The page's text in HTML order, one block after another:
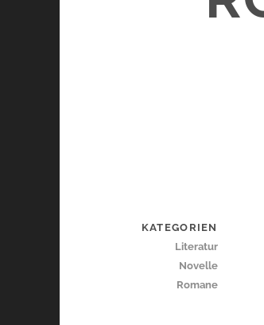
KATEGORIEN
Literatur
Novelle
Romane